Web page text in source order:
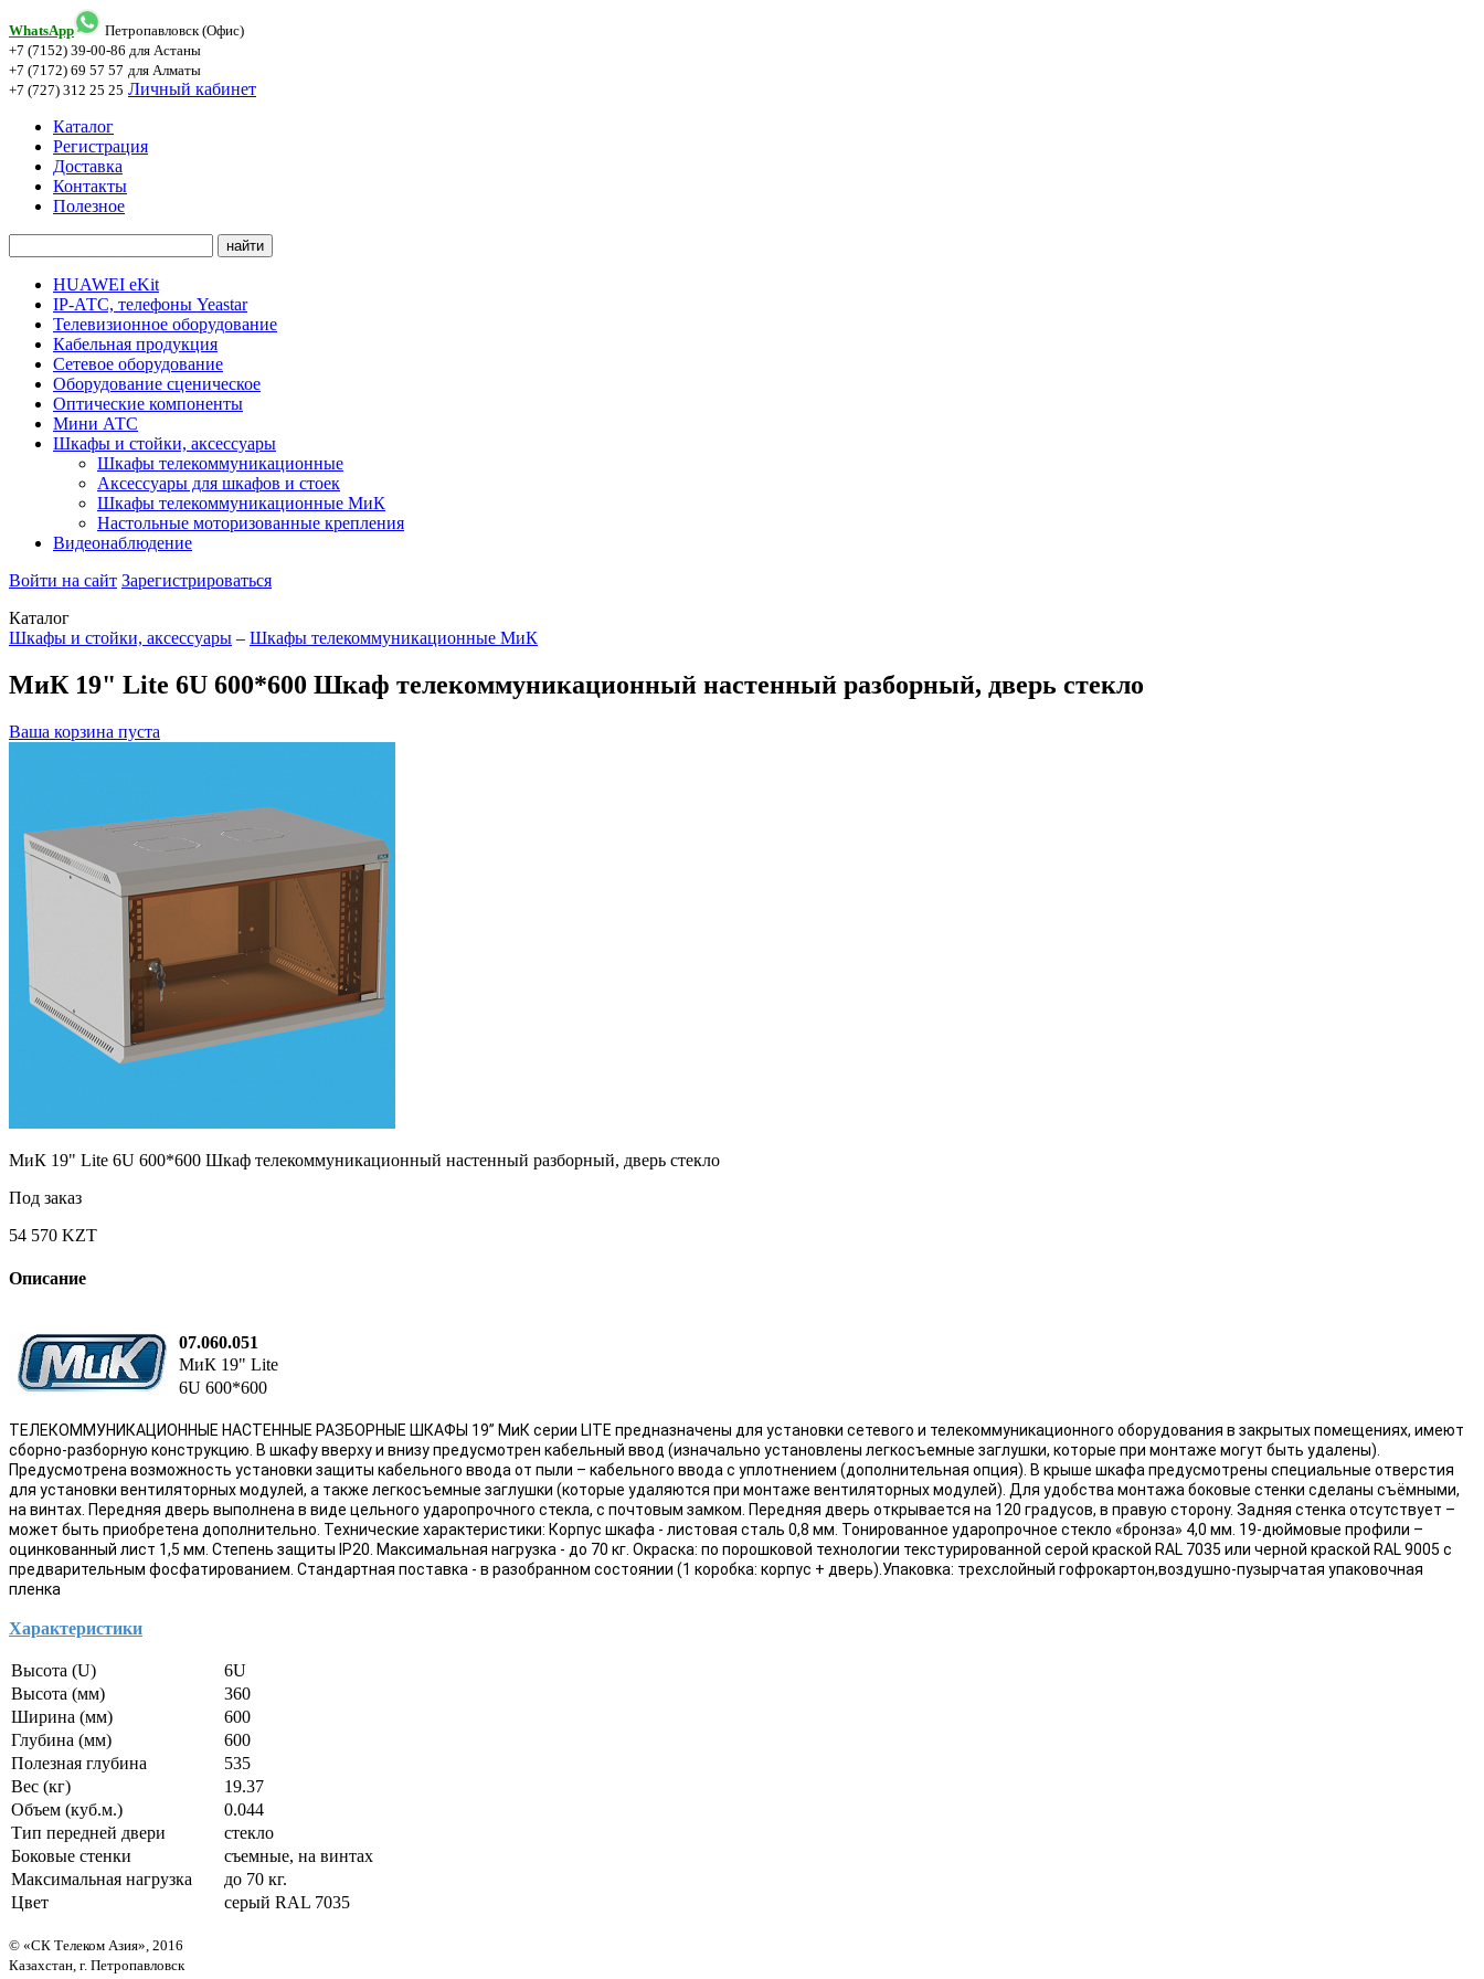
WhatsApp
Петропавловск (Офис)
+7 (7152) 39-00-86 для Астаны
+7 (7172) 69 57 57 для Алматы
+7 (727) 312 25 25 Личный кабинет
Каталог
Регистрация
Доставка
Контакты
Полезное
HUAWEI eKit
IP-АТС, телефоны Yeastar
Телевизионное оборудование
Кабельная продукция
Сетевое оборудование
Оборудование сценическое
Оптические компоненты
Мини АТС
Шкафы и стойки, аксессуары
Шкафы телекоммуникационные
Аксессуары для шкафов и стоек
Шкафы телекоммуникационные МиК
Настольные моторизованные крепления
Видеонаблюдение
Войти на сайт Зарегистрироваться
Каталог
Шкафы и стойки, аксессуары – Шкафы телекоммуникационные МиК
МиК 19" Lite 6U 600*600 Шкаф телекоммуникационный настенный разборный, дверь стекло
Ваша корзина пуста
МиК 19" Lite 6U 600*600 Шкаф телекоммуникационный настенный разборный, дверь стекло
Под заказ
54 570 KZT
Описание
07.060.051
МиК 19" Lite
6U 600*600
ТЕЛЕКОММУНИКАЦИОННЫЕ НАСТЕННЫЕ РАЗБОРНЫЕ ШКАФЫ 19” МиК серии LITE предназначены для установки сетевого и телекоммуникационного оборудования в закрытых помещениях, имеют
сборно-разборную конструкцию. В шкафу вверху и внизу предусмотрен кабельный ввод (изначально установлены легкосъемные заглушки, которые при монтаже могут быть удалены).
Предусмотрена возможность установки защиты кабельного ввода от пыли – кабельного ввода с уплотнением (дополнительная опция). В крыше шкафа предусмотрены специальные отверстия
для установки вентиляторных модулей, а также легкосъемные заглушки (которые удаляются при монтаже вентиляторных модулей). Для удобства монтажа боковые стенки сделаны съёмными,
на винтах. Передняя дверь выполнена в виде цельного ударопрочного стекла, с почтовым замком. Передняя дверь открывается на 120 градусов, в правую сторону. Задняя стенка отсутствует –
может быть приобретена дополнительно. Технические характеристики: Корпус шкафа - листовая сталь 0,8 мм. Тонированное ударопрочное стекло «бронза» 4,0 мм. 19-дюймовые профили –
оцинкованный лист 1,5 мм. Степень защиты IР20. Максимальная нагрузка - до 70 кг. Окраска: по порошковой технологии текстурированной серой краской RAL 7035 или черной краской RAL 9005 с
предварительным фосфатированием. Стандартная поставка - в разобранном состоянии (1 коробка: корпус + дверь).Упаковка: трехслойный гофрокартон,воздушно-пузырчатая упаковочная
пленка
Характеристики
Высота (U)
6U
Высота (мм)
360
Ширина (мм)
600
Глубина (мм)
600
Полезная глубина
535
Вес (кг)
19.37
Объем (куб.м.)
0.044
Тип передней двери
стекло
Боковые стенки
съемные, на винтах
Максимальная нагрузка
до 70 кг.
Цвет
серый RAL 7035
© «СК Телеком Азия», 2016
Казахстан, г. Петропавловск